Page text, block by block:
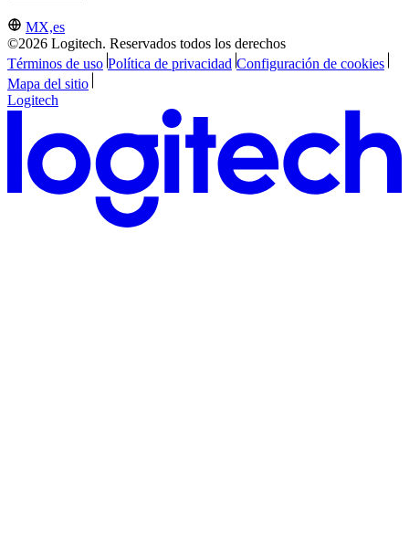
MX,es
©2026 Logitech. Reservados todos los derechos
Términos de uso Política de privacidad Configuración de cookies
Mapa del sitio
Logitech